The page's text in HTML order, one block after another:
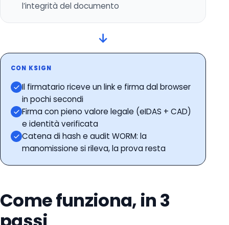
l’integrità del documento
CON KSIGN
Il firmatario riceve un link e firma dal browser
in pochi secondi
Firma con pieno valore legale (eIDAS + CAD)
e identità verificata
Catena di hash e audit WORM: la
manomissione si rileva, la prova resta
Come funziona, in 3